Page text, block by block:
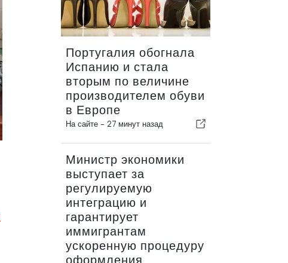
Португалия обогнала
Испанию и стала
вторым по величине
производителем обуви
в Европе
На сайте - 27 минут назад
Министр экономики
выступает за
регулируемую
интеграцию и
гарантирует
иммигрантам
ускоренную процедуру